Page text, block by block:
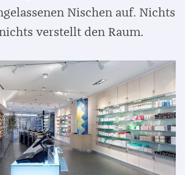
Nischen auf. Nichts
verstellt den Raum.